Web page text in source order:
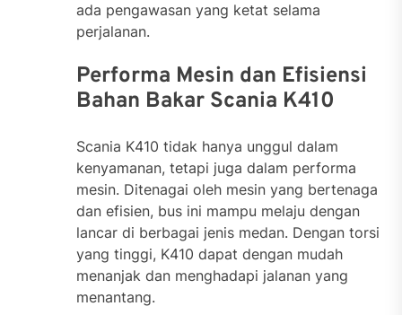
ada pengawasan yang ketat selama
perjalanan.
Performa Mesin dan Efisiensi
Bahan Bakar Scania K410
Scania K410 tidak hanya unggul dalam
kenyamanan, tetapi juga dalam performa
mesin. Ditenagai oleh mesin yang bertenaga
dan efisien, bus ini mampu melaju dengan
lancar di berbagai jenis medan. Dengan torsi
yang tinggi, K410 dapat dengan mudah
menanjak dan menghadapi jalanan yang
menantang.